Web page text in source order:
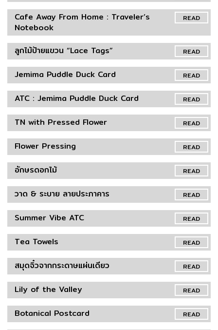
READ
Cafe Away From Home : Traveler’s
Notebook
READ
ลูกไม้ป้ายแขวน “Lace Tags”
READ
Jemima Puddle Duck Card
READ
ATC : Jemima Puddle Duck Card
READ
TN with Pressed Flower
READ
Flower Pressing
READ
อักษรดอกไม้
READ
วาด & ระบาย ลายประภาคาร
READ
Summer Vibe ATC
READ
Tea Towels
READ
สมุดจิ๋วจากกระดาษแผ่นเดียว
READ
Lily of the Valley
READ
Botanical Postcard